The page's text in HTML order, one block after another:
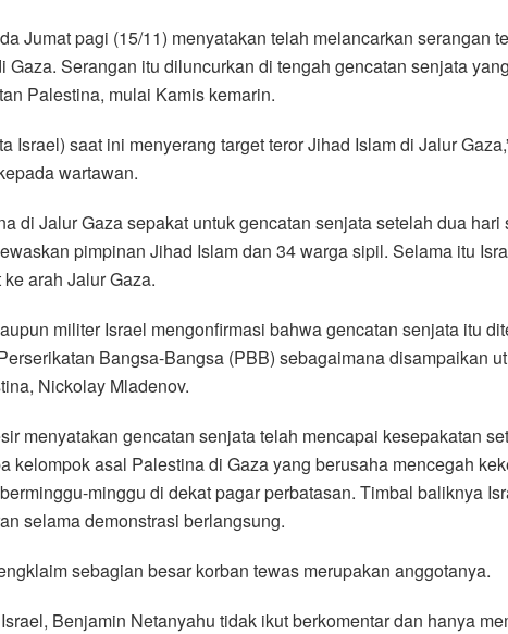
a
i
l
a
r
e
Jumat pagi (15/11) menyatakan telah melancarkan serangan
Gaza. Serangan itu diluncurkan di tengah gencatan senjata
Palestina, mulai Kamis kemarin.
Israel) saat ini menyerang target teror Jihad Islam di Jalur
wartawan.
di Jalur Gaza sepakat untuk gencatan senjata setelah dua hari
pimpinan Jihad Islam dan 34 warga sipil. Selama itu
arah Jalur Gaza.
militer Israel mengonfirmasi bahwa gencatan senjata itu
Bangsa-Bangsa (PBB) sebagaimana disampaikan
Nickolay Mladenov.
menyatakan gencatan senjata telah mencapai kesepakatan
kelompok asal Palestina di Gaza yang berusaha mencegah
minggu di dekat pagar perbatasan. Timbal baliknya
selama demonstrasi berlangsung.
sebagian besar korban tewas merupakan anggotanya.
Benjamin Netanyahu tidak ikut berkomentar dan hanya